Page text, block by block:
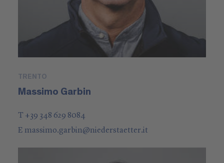
TRENTO
Massimo Garbin
T +39 348 629 8084
E massimo.garbin@niederstaetter.it